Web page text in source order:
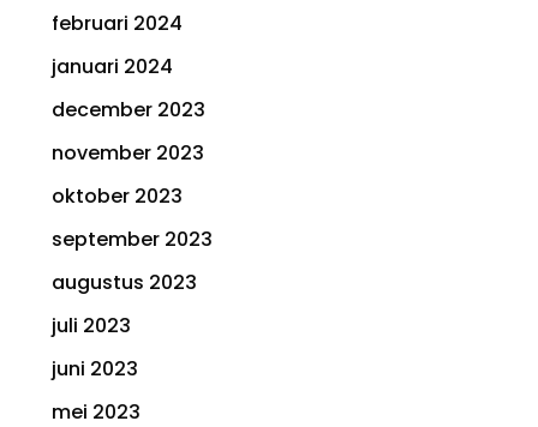
februari 2024
januari 2024
december 2023
november 2023
oktober 2023
september 2023
augustus 2023
juli 2023
juni 2023
mei 2023